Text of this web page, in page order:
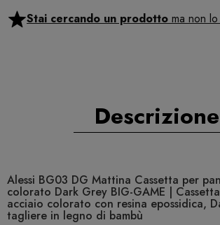
Stai cercando un prodotto ma non
Descrizione
Alessi BG03 DG Mattina Cassetta per
colorato Dark Grey BIG-GAME |
acciaio colorato con resina epossidica,
tagliere in legno di bambù